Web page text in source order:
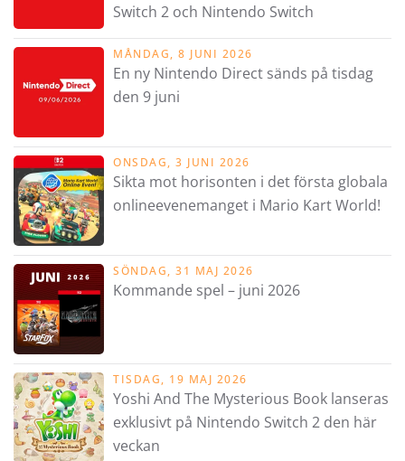
Switch 2 och Nintendo Switch
MÅNDAG, 8 JUNI 2026
En ny Nintendo Direct sänds på tisdag
den 9 juni
ONSDAG, 3 JUNI 2026
Sikta mot horisonten i det första globala
onlineevenemanget i Mario Kart World!
SÖNDAG, 31 MAJ 2026
Kommande spel – juni 2026
TISDAG, 19 MAJ 2026
Yoshi And The Mysterious Book lanseras
exklusivt på Nintendo Switch 2 den här
veckan